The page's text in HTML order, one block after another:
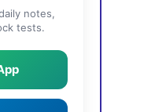
notes,
tests.